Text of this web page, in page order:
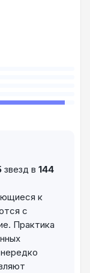
звезд в 144
к
с
Практика